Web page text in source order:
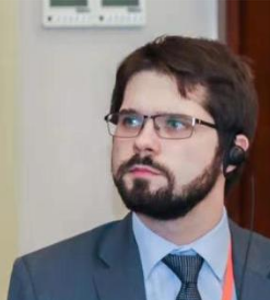
место в
Игорь
научный
политики НИУ